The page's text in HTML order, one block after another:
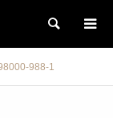
検索
988-1